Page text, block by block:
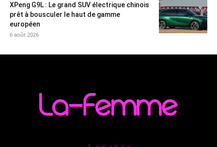
XPeng G9L : Le grand SUV électrique chinois
prêt à bousculer le haut de gamme
européen
6 août 2026